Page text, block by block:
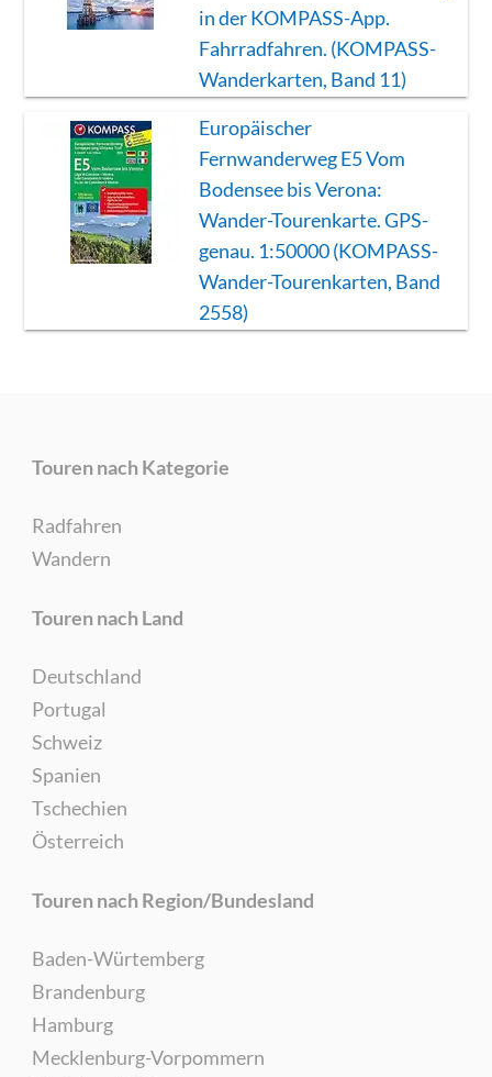
in der KOMPASS-App.
Fahrradfahren. (KOMPASS-
Wanderkarten, Band 11)
Europäischer
Fernwanderweg E5 Vom
Bodensee bis Verona:
Wander-Tourenkarte. GPS-
genau. 1:50000 (KOMPASS-
Wander-Tourenkarten, Band
2558)
Touren nach Kategorie
Radfahren
Wandern
Touren nach Land
Deutschland
Portugal
Schweiz
Spanien
Tschechien
Österreich
Touren nach Region/Bundesland
Baden-Würtemberg
Brandenburg
Hamburg
Mecklenburg-Vorpommern